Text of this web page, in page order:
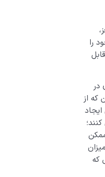
را
در
که از
که